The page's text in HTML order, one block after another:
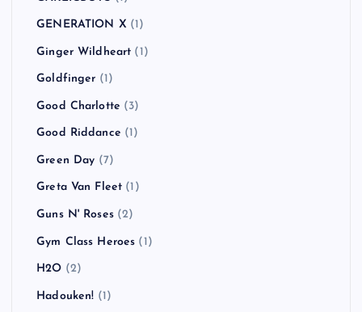
GENERATION X (1)
Ginger Wildheart (1)
Goldfinger (1)
Good Charlotte (3)
Good Riddance (1)
Green Day (7)
Greta Van Fleet (1)
Guns N' Roses(2)
Gym Class Heroes (1)
H2O (2)
Hadouken! (1)